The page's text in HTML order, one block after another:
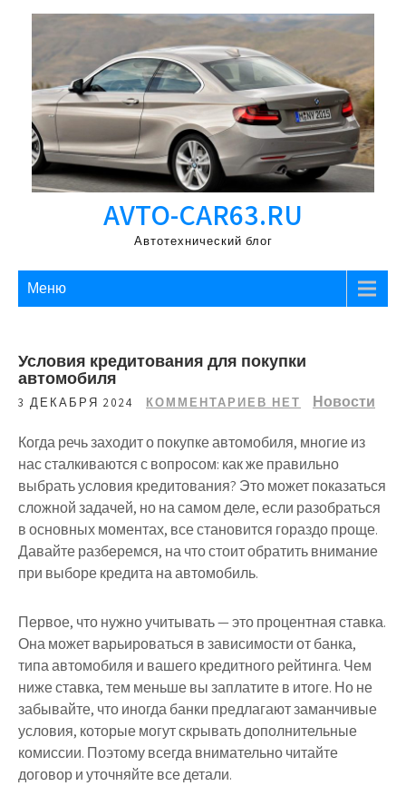
Перейти
содержимому
AVTO-CAR63.RU
Автотехнический блог
Меню
Условия кредитования для покупки
автомобиля
3 ДЕКАБРЯ 2024 КОММЕНТАРИЕВ НЕТ Новости
Когда речь заходит о покупке автомобиля, многие из
нас сталкиваются с вопросом: как же правильно
выбрать условия кредитования? Это может показаться
сложной задачей, но на самом деле, если разобраться
в основных моментах, все становится гораздо проще.
Давайте разберемся, на что стоит обратить внимание
при выборе кредита на автомобиль.
Первое, что нужно учитывать — это процентная ставка.
Она может варьироваться в зависимости от банка,
типа автомобиля и вашего кредитного рейтинга. Чем
ниже ставка, тем меньше вы заплатите в итоге. Но не
забывайте, что иногда банки предлагают заманчивые
условия, которые могут скрывать дополнительные
комиссии. Поэтому всегда внимательно читайте
договор и уточняйте все детали.